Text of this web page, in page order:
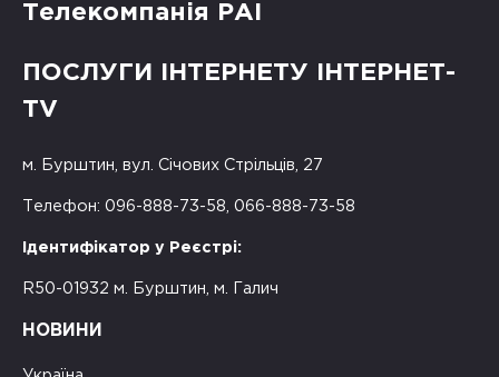
Телекомпанія РАІ
ПОСЛУГИ ІНТЕРНЕТУ ІНТЕРНЕТ-
TV
м. Бурштин, вул. Січових Стрільців, 27
Телефон: 096-888-73-58, 066-888-73-58
Ідентифікатор у Реєстрі:
R50-01932 м. Бурштин, м. Галич
НОВИНИ